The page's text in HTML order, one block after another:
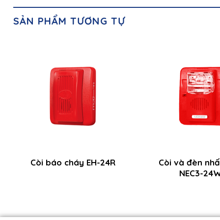
SẢN PHẨM TƯƠNG TỰ
Còi báo cháy EH-24R
Còi và đèn
NEC3-